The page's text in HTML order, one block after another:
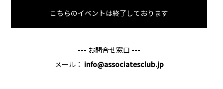
こちらのイベントは終了しております
--- お問合せ窓口 ---
メール： info@associatesclub.jp